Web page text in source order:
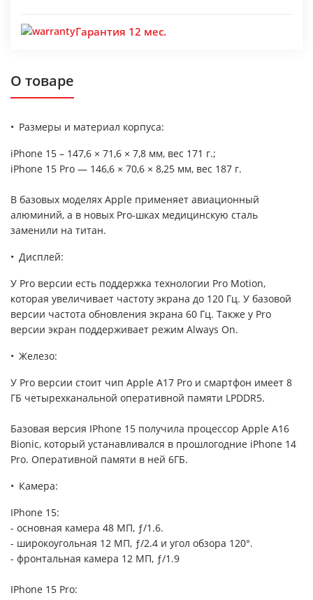
Гарантия 12 мес.
О товаре
Размеры и материал корпуса:
iPhone 15 – 147,6 × 71,6 × 7,8 мм, вес 171 г.;
iPhone 15 Pro — 146,6 × 70,6 × 8,25 мм, вес 187 г.
В базовых моделях Apple применяет авиационный
алюминий, а в новых Pro-шках медицинскую сталь
заменили на титан.
Дисплей:
У Pro версии есть поддержка технологии Pro Motion,
которая увеличивает частоту экрана до 120 Гц. У базовой
версии частота обновления экрана 60 Гц. Также у Pro
версии экран поддерживает режим Always On.
Железо:
У Pro версии стоит чип Apple A17 Pro и смартфон имеет 8
ГБ четырехканальной оперативной памяти LPDDR5.
Базовая версия IPhone 15 получила процессор Apple A16
Bionic, который устанавливался в прошлогодние iPhone 14
Pro. Оперативной памяти в ней 6ГБ.
Камера:
IPhone 15:
- основная камера 48 МП, ƒ/1.6.
- широкоугольная 12 МП, ƒ/2.4 и угол обзора 120°.
- фронтальная камера 12 МП, ƒ/1.9
IPhone 15 Pro: